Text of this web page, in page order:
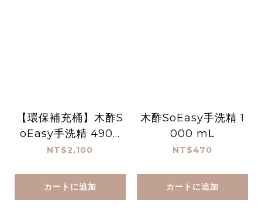
【環保補充桶】木酢S
oEasy手洗精 4900
mL(贈450ml空瓶)
NT$2,100
カートに追加
木酢SoEasy手洗精 1
000 mL
NT$470
カートに追加